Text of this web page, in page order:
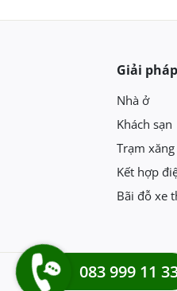
Giải
Nhà ở
Khách sạn
Trạm xăng
Kết hợp
Bãi đỗ xe
©
083 999 11